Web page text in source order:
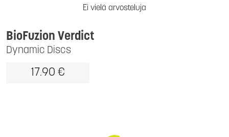
Ei vielä arvosteluja
Dynamic Discs
BioFuzion Verdict
17.90 €